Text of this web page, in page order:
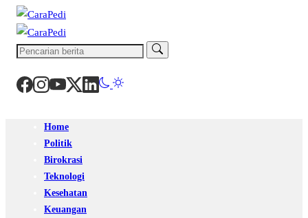
Home
Politik
Birokrasi
Teknologi
Kesehatan
Keuangan